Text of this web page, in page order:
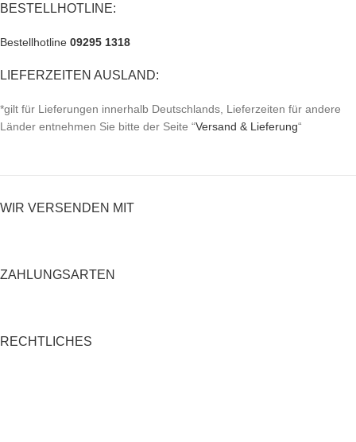
BESTELLHOTLINE:
Bestellhotline 09295 1318
LIEFERZEITEN AUSLAND:
*gilt für Lieferungen innerhalb Deutschlands, Lieferzeiten für andere
Länder entnehmen Sie bitte der Seite “Versand & Lieferung“
WIR VERSENDEN MIT
ZAHLUNGSARTEN
RECHTLICHES